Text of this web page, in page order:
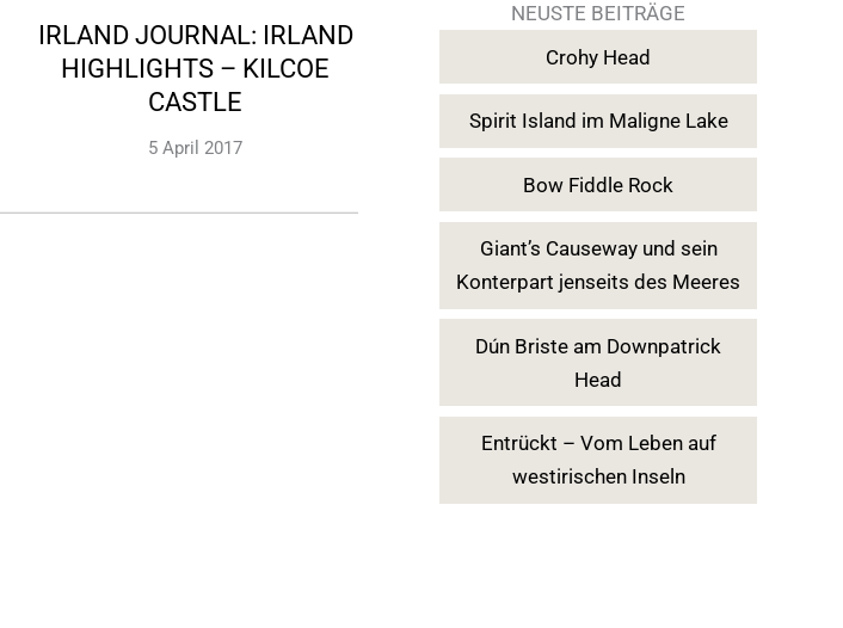
IRLAND JOURNAL: IRLAND
HIGHLIGHTS – KILCOE
CASTLE
5 April 2017
NEUSTE BEITRÄGE
Crohy Head
Spirit Island im Maligne Lake
Bow Fiddle Rock
Giant’s Causeway und sein
Konterpart jenseits des Meeres
Dún Briste am Downpatrick
Head
Entrückt – Vom Leben auf
westirischen Inseln